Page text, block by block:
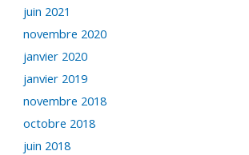
juin 2021
novembre 2020
janvier 2020
janvier 2019
novembre 2018
octobre 2018
juin 2018